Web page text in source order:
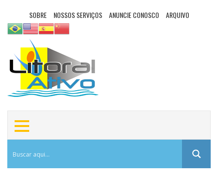
SOBRE NOSSOS SERVIÇOS ANUNCIE CONOSCO ARQUIVO